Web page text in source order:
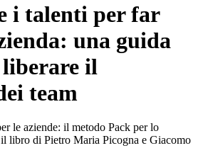
i talenti per far
una guida
il
team
le aziende: il metodo Pack per lo
libro di Pietro Maria Picogna e Giacomo